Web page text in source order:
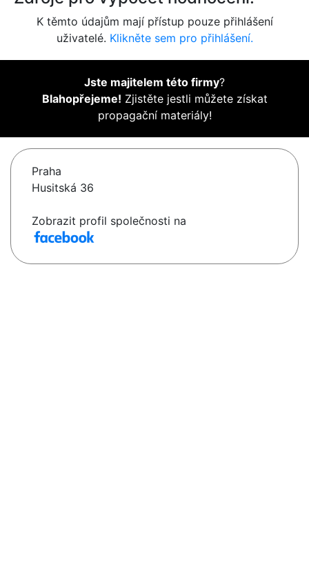
K těmto údajům mají přístup pouze přihlášení
uživatelé. Klikněte sem pro přihlášení.
Jste majitelem této firmy?
Blahopřejeme! Zjistěte jestli můžete získat
propagační materiály!
Praha
Husitská 36
Zobrazit profil společnosti na